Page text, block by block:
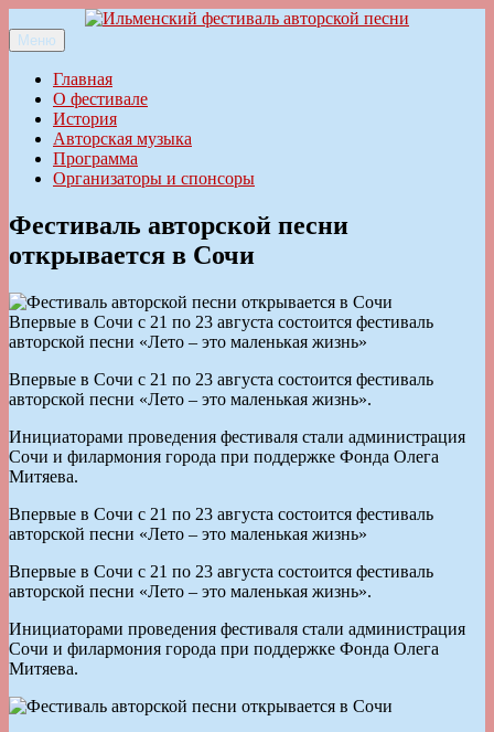
к
содержимому
Ильменский фестиваль авторской песни
Меню
Главная
О фестивале
История
Авторская музыка
Программа
Организаторы и спонсоры
Фестиваль авторской песни
открывается в Сочи
Впервые в Сочи с 21 по 23 августа состоится фестиваль
авторской песни «Лето – это маленькая жизнь»
Впервые в Сочи с 21 по 23 августа состоится фестиваль
авторской песни «Лето – это маленькая жизнь».
Инициаторами проведения фестиваля стали администрация
Сочи и филармония города при поддержке Фонда Олега
Митяева.
Впервые в Сочи с 21 по 23 августа состоится фестиваль
авторской песни «Лето – это маленькая жизнь»
Впервые в Сочи с 21 по 23 августа состоится фестиваль
авторской песни «Лето – это маленькая жизнь».
Инициаторами проведения фестиваля стали администрация
Сочи и филармония города при поддержке Фонда Олега
Митяева.